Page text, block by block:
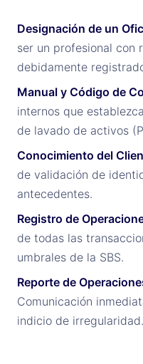
Designación de un
ser un profesional con
debidamente
Manual y Código de
internos que
de lavado de activos
Conocimiento del
de validación de
antecedentes.
Registro de
de todas las
umbrales de la SBS.
Reporte de
Comunicación
indicio de irregularidad.